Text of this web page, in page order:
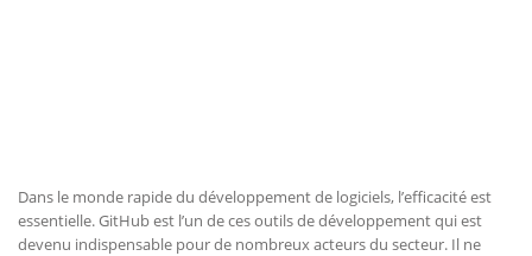
Dans le monde rapide du développement de logiciels, l’efficacité est
essentielle. GitHub est l’un de ces outils de développement qui est
devenu indispensable pour de nombreux acteurs du secteur. Il ne